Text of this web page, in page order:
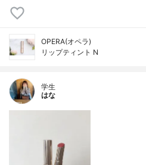
OPERA(オペラ)
リップティント N
学生
はな